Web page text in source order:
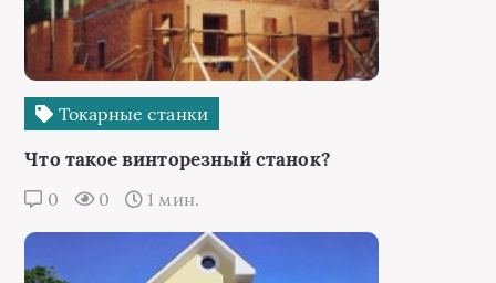
Токарные станки
Что такое винторезный станок?
0 0 1 мин.